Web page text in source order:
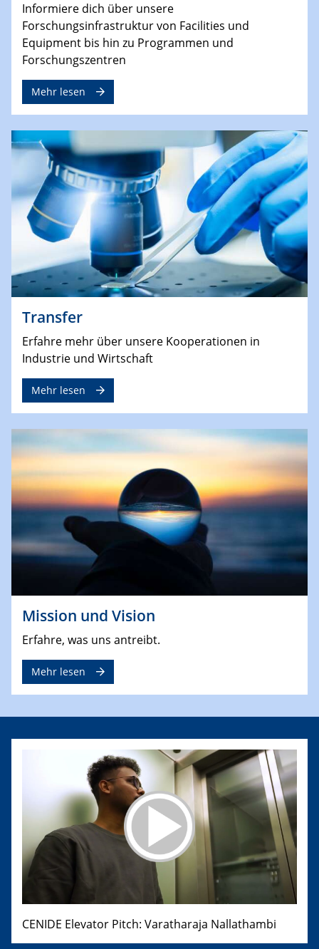
Informiere dich über unsere
Forschungsinfrastruktur von Facilities und
Equipment bis hin zu Programmen und
Forschungszentren
Mehr lesen
Transfer
Erfahre mehr über unsere Kooperationen in
Industrie und Wirtschaft
Mehr lesen
Mission und Vision
Erfahre, was uns antreibt.
Mehr lesen
CENIDE Elevator Pitch: Varatharaja Nallathambi